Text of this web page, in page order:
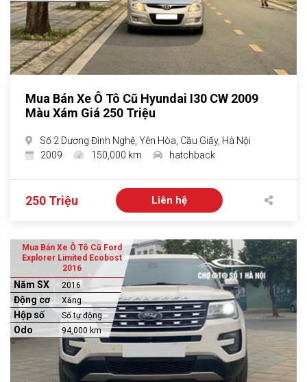
Mua Bán Xe Ô Tô Cũ Hyundai I30 CW 2009
Màu Xám Giá 250 Triệu
Số 2 Dương Đình Nghệ, Yên Hòa, Cầu Giấy, Hà Nội
2009
150,000 km hatchback
250 Triệu Liên hệ
Mua Bán Xe Ô Tô Cũ Ford
Explorer Limited Ecobost
2016
Năm SX 2016
Động cơ Xăng
Hộp số Số tự động
Odo 94,000 km